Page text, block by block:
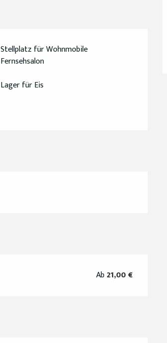
Stellplatz für Wohnmobile
Fernsehsalon
Lager für Eis
Ab 21,00 €